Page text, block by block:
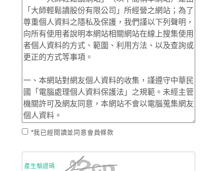
*我已經閱讀並同意會員條款
產生驗證碼